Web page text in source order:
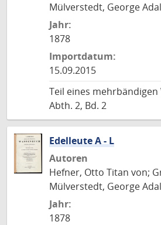
Mülverstedt, George
Jahr:
1878
Importdatum:
15.09.2015
Teil eines mehrbändigen
Abth. 2, Bd. 2
Edelleute A - L
Autoren
Hefner, Otto Titan von;
Mülverstedt, George
Jahr:
1878